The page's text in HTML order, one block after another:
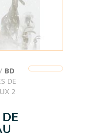
/ BD
DE
2